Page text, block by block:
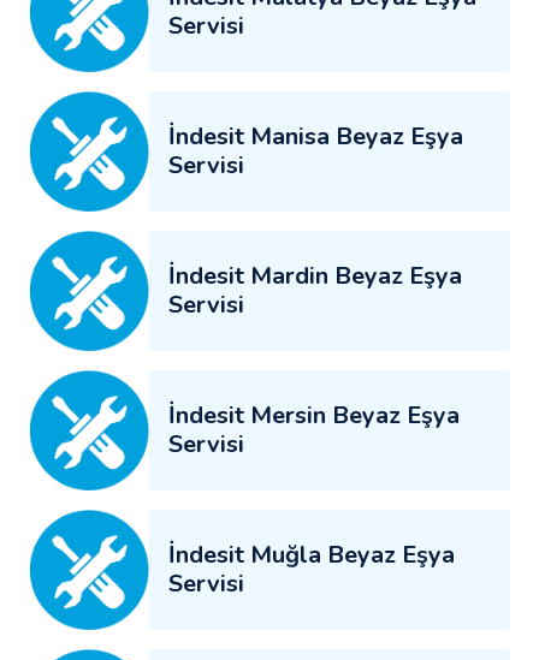
Servisi
İndesit Manisa Beyaz Eşya
Servisi
İndesit Mardin Beyaz Eşya
Servisi
İndesit Mersin Beyaz Eşya
Servisi
İndesit Muğla Beyaz Eşya
Servisi